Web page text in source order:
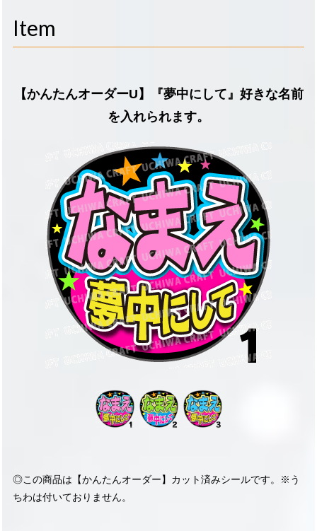
Item
【かんたんオーダーU】『夢中にして』好きな名前
を入れられます。
◎この商品は【かんたんオーダー】カット済みシールです。※う
ちわは付いておりません。